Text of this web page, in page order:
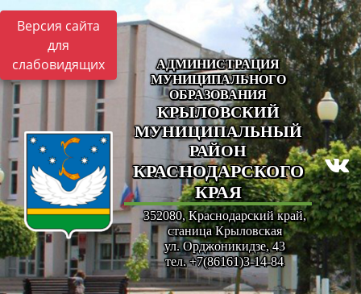
Версия сайта
для
слабовидящих
АДМИНИСТРАЦИЯ
МУНИЦИПАЛЬНОГО
ОБРАЗОВАНИЯ
КРЫЛОВСКИЙ
МУНИЦИПАЛЬНЫЙ
РАЙОН
КРАСНОДАРСКОГО
КРАЯ
352080, Краснодарский край,
станица Крыловская
ул. Орджоникидзе, 43
тел. +7(86161)3-14-84